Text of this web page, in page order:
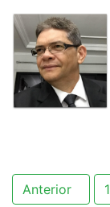
Anterior 1